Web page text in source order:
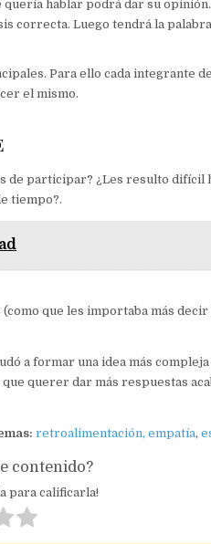
hablar podrá dar su opinión.
correcta. Luego tendrá la
Para ello cada integrante
el mismo.
participar? ¿Les resulto difícil
tiempo?.
que les importaba más decir
a formar una idea más
querer dar más respuestas
retroalimentación, empatía,
contenido?
para calificarla!